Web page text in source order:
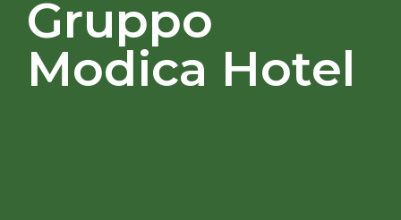
Gruppo
Modica Hotel